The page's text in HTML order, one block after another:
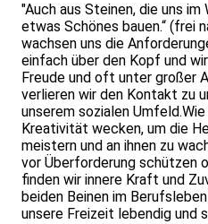
"Auch aus Steinen, die uns
etwas Schönes bauen.“ (frei
wachsen uns die
einfach über den Kopf und
Freude und oft unter großer
verlieren wir den Kontakt zu
unserem sozialen
Kreativität wecken, um die
meistern und an ihnen zu
vor Überforderung schützen
finden wir innere Kraft und
beiden Beinen im
unsere Freizeit lebendig